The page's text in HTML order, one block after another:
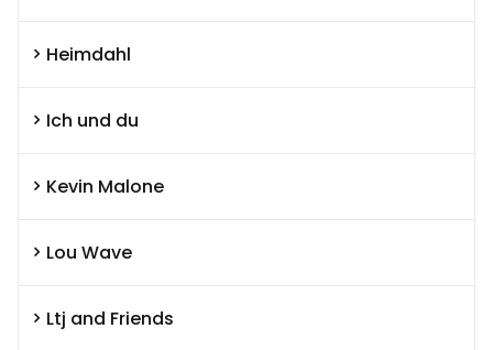
Heimdahl
Ich und du
Kevin Malone
Lou Wave
Ltj and Friends